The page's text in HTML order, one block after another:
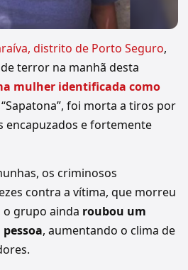
distrito de Porto Seguro,
terror na manhã desta
mulher identificada como
foi morta a tiros por
encapuzados e fortemente
os criminosos
contra a vítima, que morreu
o grupo ainda roubou um
, aumentando o clima de